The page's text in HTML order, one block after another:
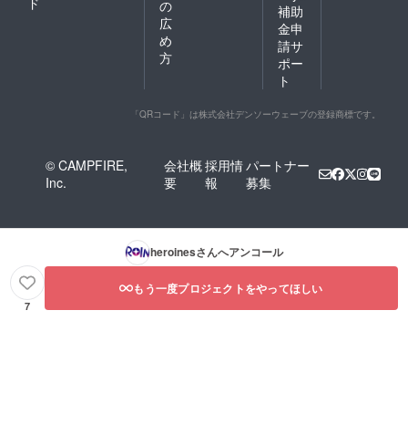
の
広
め
方
補助
金申
請サ
ポー
ト
「QRコード」は株式会社デンソーウェーブの登録商標です。
© CAMPFIRE,
Inc.
会社概
要
採用情
報
パートナー
募集
heroinesさんへアンコール
7
もう一度プロジェクトをやってほしい